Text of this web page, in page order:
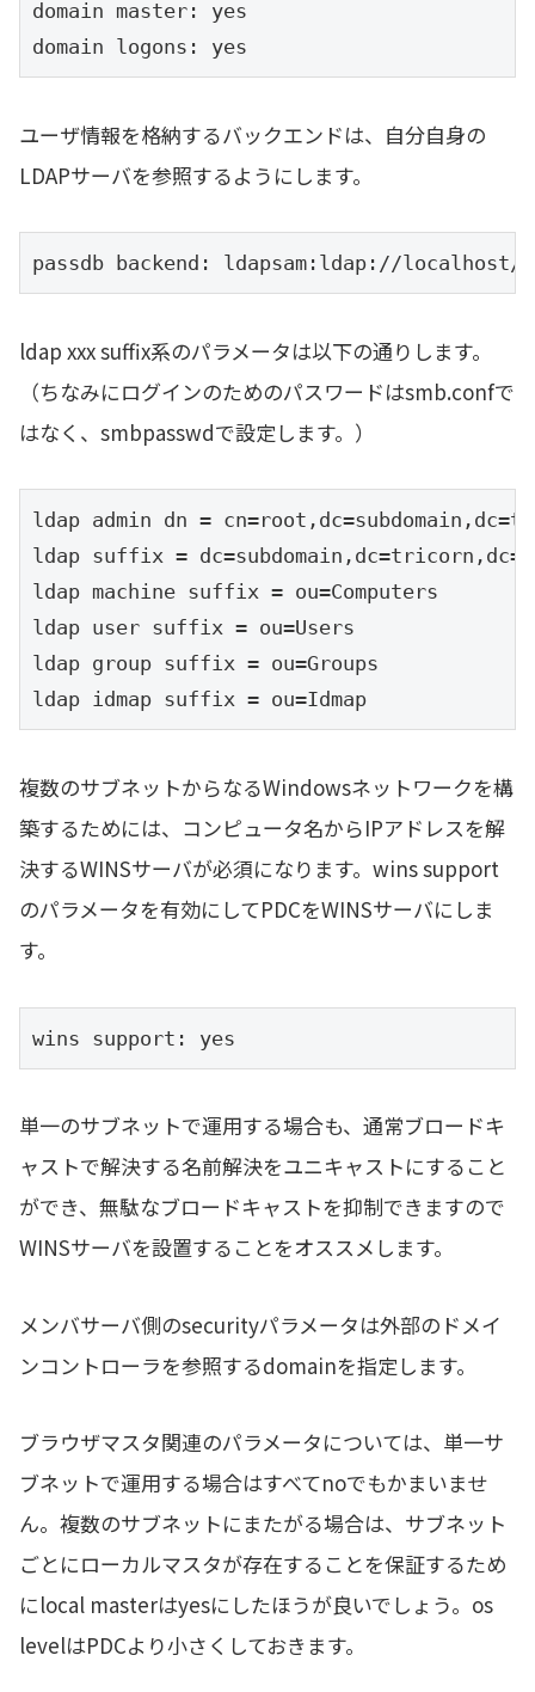
domain master: yes
domain logons: yes
ユーザ情報を格納するバックエンドは、自分自身の
LDAPサーバを参照するようにします。
passdb backend: ldapsam:ldap://localhost/
ldap xxx suffix系のパラメータは以下の通りします。
（ちなみにログインのためのパスワードはsmb.confで
はなく、smbpasswdで設定します。）
ldap admin dn =
ldap suffix =
ldap machine suffix = ou=Computers
ldap user suffix = ou=Users
ldap group suffix = ou=Groups
ldap idmap suffix = ou=Idmap
複数のサブネットからなるWindowsネットワークを構
築するためには、コンピュータ名からIPアドレスを解
決するWINSサーバが必須になります。wins support
のパラメータを有効にしてPDCをWINSサーバにしま
す。
wins support: yes
単一のサブネットで運用する場合も、通常ブロードキ
ャストで解決する名前解決をユニキャストにすること
ができ、無駄なブロードキャストを抑制できますので
WINSサーバを設置することをオススメします。
メンバサーバ側のsecurityパラメータは外部のドメイ
ンコントローラを参照するdomainを指定します。
ブラウザマスタ関連のパラメータについては、単一サ
ブネットで運用する場合はすべてnoでもかまいませ
ん。複数のサブネットにまたがる場合は、サブネット
ごとにローカルマスタが存在することを保証するため
にlocal masterはyesにしたほうが良いでしょう。os
levelはPDCより小さくしておきます。